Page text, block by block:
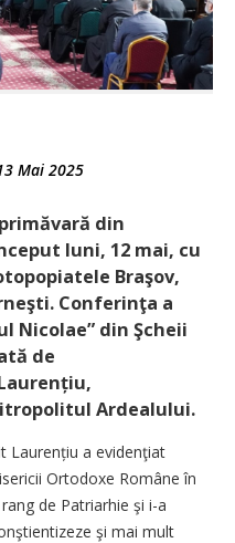
Mai 2025
din
luni, 12 mai, cu
Braşov,
Conferinţa a
Nicolae” din Şcheii
de
Ardealului.
Laurențiu a evidenţiat
Ortodoxe Române în
de Patriarhie şi i-a
şi mai mult